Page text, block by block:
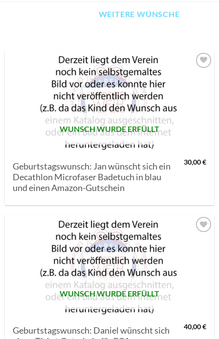
WEITERE WÜNSCHE
WUNSCH WURDE ERFÜLLT
Geburtstagswunsch: Jan wünscht sich ein
Decathlon Microfaser Badetuch in blau
und einen Amazon-Gutschein
30,00€
WUNSCH WURDE ERFÜLLT
Geburtstagswunsch: Daniel wünscht sich
40,00€